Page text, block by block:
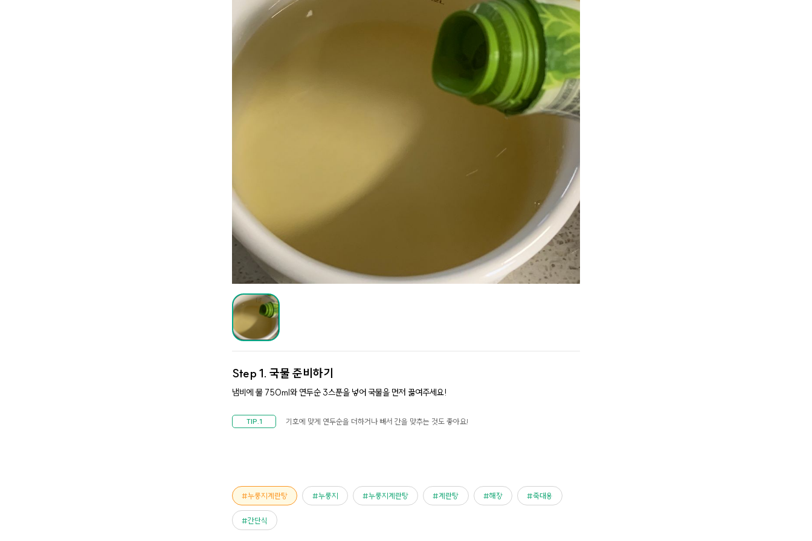
Step 1. 국물 준비하기
냄비에 물 750ml와 연두순 3스푼을 넣어 국물을 먼저 끓여주세요!
기호에 맞게 연두순을 더하거나 빼서 간을 맞추는 것도 좋아요!
누룽지계란탕 누룽지 누룽지계란탕 계란탕 해장 죽대용
간단식